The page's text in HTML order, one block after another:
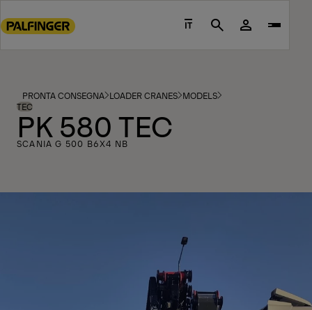
to
footer
content
IT Search
PRONTA CONSEGNA LOADER CRANES MODELS
TEC
PK 580 TEC
SCANIA G 500 B6X4 NB